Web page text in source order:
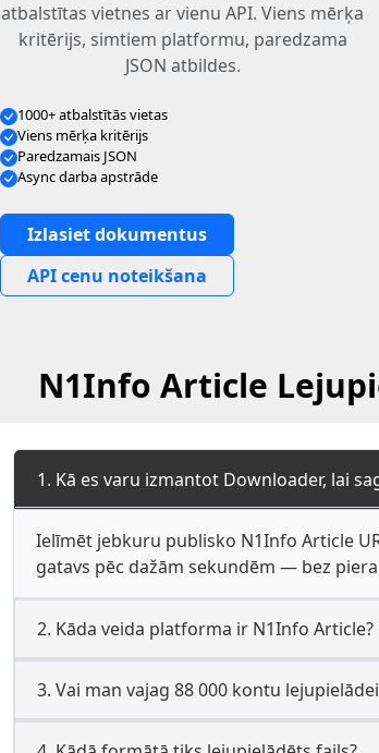
atbalstītas vietnes ar vienu API. Viens mērķa
kritērijs, simtiem platformu, paredzama
JSON atbildes.
1000+ atbalstītās vietas
Viens mērķa kritērijs
Paredzamais JSON
Async darba apstrāde
Izlasiet dokumentus
API cenu noteikšana
N1Info Article
1. Kā es varu izmantot Downloader, lai
Ielīmēt jebkuru publisko N1Info Article
gatavs pēc dažām sekundēm — bez
2. Kāda veida platforma ir N1Info Article?
3. Vai man vajag 88 000 kontu